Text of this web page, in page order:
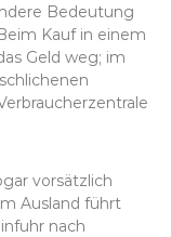
Bedeutung
Kauf in einem
Geld weg; im
vorsätzlich
Ausland führt
nach